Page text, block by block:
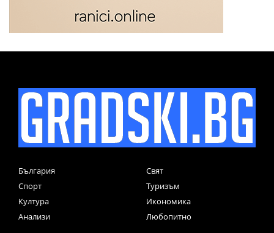
България
Свят
Спорт
Туризъм
Култура
Икономика
Анализи
Любопитно